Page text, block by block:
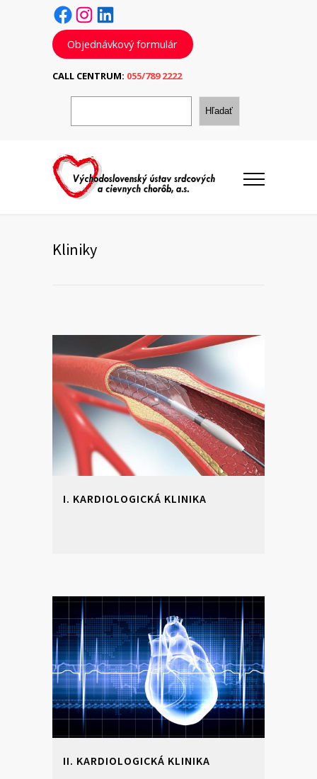
Facebook Instagram LinkedIn
Objednávkový formulár
CALL CENTRUM: 055/789 2222
H
d
Hľadať
Kliniky
I. KARDIOLOGICKÁ KLINIKA
II. KARDIOLOGICKÁ KLINIKA